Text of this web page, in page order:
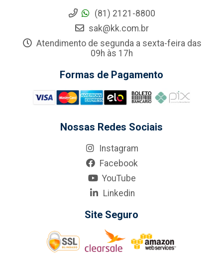
(81) 2121-8800
sak@kk.com.br
Atendimento de segunda a sexta-feira das
09h às 17h
Formas de Pagamento
Nossas Redes Sociais
Instagram
Facebook
YouTube
Linkedin
Site Seguro